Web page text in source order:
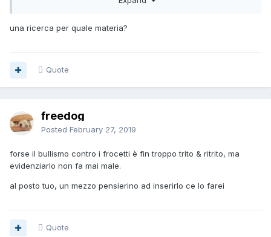
una ricerca per quale materia?
Quote
freedog
Posted February 27, 2019
forse il bullismo contro i frocetti è fin troppo trito & ritrito, ma
evidenziarlo non fa mai male.
al posto tuo, un mezzo pensierino ad inserirlo ce lo farei
Quote